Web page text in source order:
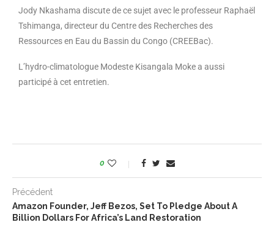
Jody Nkashama discute de ce sujet avec le professeur Raphaël
Tshimanga, directeur du Centre des Recherches des
Ressources en Eau du Bassin du Congo (CREEBac).
L’hydro-climatologue Modeste Kisangala Moke a aussi
participé à cet entretien.
0
Précédent
Amazon Founder, Jeff Bezos, Set To Pledge About A
Billion Dollars For Africa’s Land Restoration